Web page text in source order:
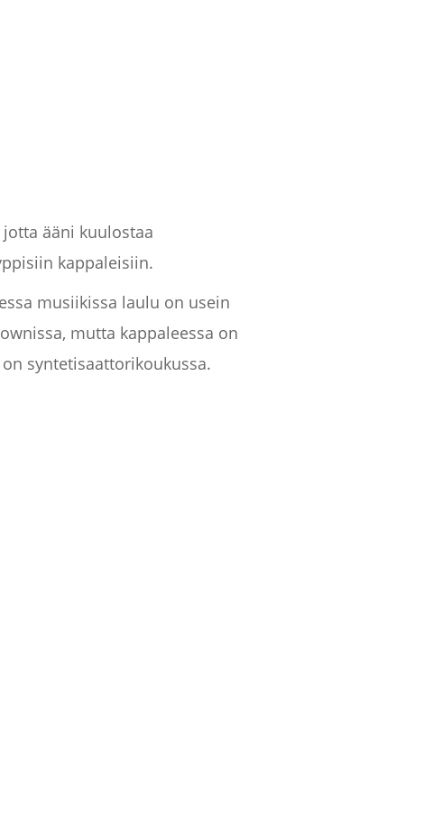
ääni kuulostaa
kappaleisiin.
musiikissa laulu on usein
mutta kappaleessa on
syntetisaattorikoukussa.